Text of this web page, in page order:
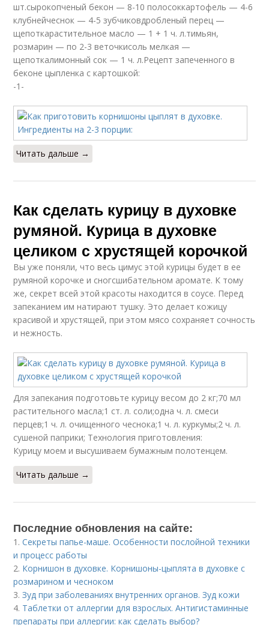
шт.сырокопченый бекон — 8-10 полосоккартофель — 4-6
клубнейчеснок — 4-5 зубчиковдробленый перец —
щепоткарастительное масло — 1 + 1 ч. л.тимьян,
розмарин — по 2-3 веточкисоль мелкая —
щепоткалимонный сок — 1 ч. л.Рецепт запеченного в
беконе цыпленка с картошкой:
-1-
Читать дальше →
Как сделать курицу в духовке
румяной. Курица в духовке
целиком с хрустящей корочкой
Вы уже поняли, что весь цимус этой курицы будет в ее
румяной корочке и сногсшибательном аромате. К тому
же, секрет всей этой красоты находится в соусе. Перед
запеканием им натирают тушку. Это делает кожицу
красивой и хрустящей, при этом мясо сохраняет сочность
и нежность.
Для запекания подготовьте курицу весом до 2 кг;70 мл
растительного масла;1 ст. л. соли;одна ч. л. смеси
перцев;1 ч. л. очищенного чеснока;1 ч. л. куркумы;2 ч. л.
сушеной паприки; Технология приготовления:
Курицу моем и высушиваем бумажным полотенцем.
Читать дальше →
Последние обновления на сайте:
1.Секреты папье-маше. Особенности послойной техники
и процесс работы
2. Корнишон в духовке. Корнишоны-цыплята в духовке с
розмарином и чесноком
3.Зуд при заболеваниях внутренних органов. Зуд кожи
4. Таблетки от аллергии для взрослых. Антигистаминные
препараты при аллергии: как сделать выбор?